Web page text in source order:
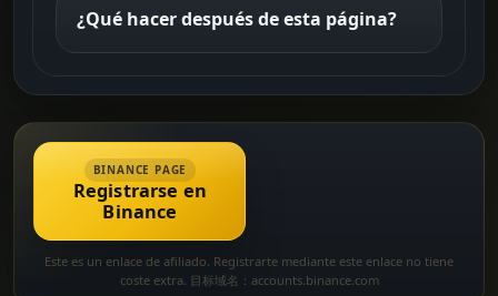
¿Qué hacer después de esta página?
BINANCE PAGE
Registrarse en
Binance
Este es un enlace de afiliado. Registrarte mediante este enlace no tiene
coste extra. 目标域名：accounts.binance.com